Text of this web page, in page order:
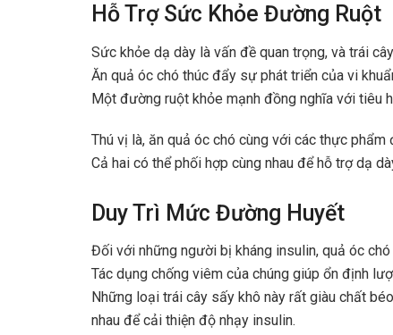
Hỗ Trợ Sức Khỏe Đường Ruột
Sức khỏe dạ dày là vấn đề quan trọng, và trái
Ăn quả óc chó thúc đẩy sự phát triển của vi
Một đường ruột khỏe mạnh đồng nghĩa với tiêu
Thú vị là, ăn quả óc chó cùng với các thực
Cả hai có thể phối hợp cùng nhau để hỗ trợ dạ
Duy Trì Mức Đường Huyết
Đối với những người bị kháng insulin, quả óc
Tác dụng chống viêm của chúng giúp ổn định
Những loại trái cây sấy khô này rất giàu chất
nhau để cải thiện độ nhạy insulin.